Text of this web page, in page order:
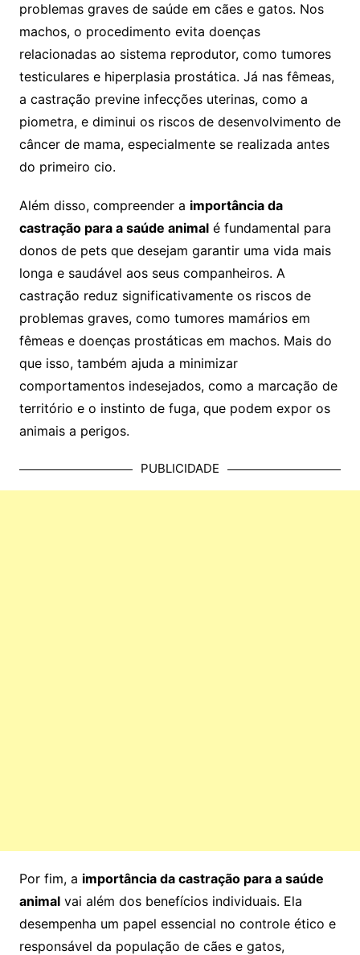
problemas graves de saúde em cães e gatos. Nos
machos, o procedimento evita doenças
relacionadas ao sistema reprodutor, como tumores
testiculares e hiperplasia prostática. Já nas fêmeas,
a castração previne infecções uterinas, como a
piometra, e diminui os riscos de desenvolvimento de
câncer de mama, especialmente se realizada antes
do primeiro cio.
Além disso, compreender a importância da
castração para a saúde animalé fundamental para
donos de pets que desejam garantir uma vida mais
longa e saudável aos seus companheiros. A
castração reduz significativamente os riscos de
problemas graves, como tumores mamários em
fêmeas e doenças prostáticas em machos. Mais do
que isso, também ajuda a minimizar
comportamentos indesejados, como a marcação de
território e o instinto de fuga, que podem expor os
animais a perigos.
PUBLICIDADE
Por fim, a importância da castração para a saúde
animalvai além dos benefícios individuais. Ela
desempenha um papel essencial no controle ético e
responsável da população de cães e gatos,